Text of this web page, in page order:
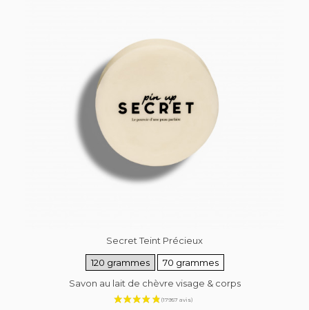
Secret Teint Précieux
120 grammes
70 grammes
Savon au lait de chèvre visage & corps